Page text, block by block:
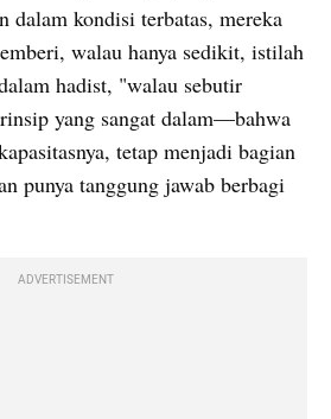
dalam kondisi terbatas, mereka
walau hanya sedikit, istilah
hadist, "walau sebutir
yang sangat dalam—bahwa
tetap menjadi bagian
punya tanggung jawab berbagi
ADVERTISEMENT